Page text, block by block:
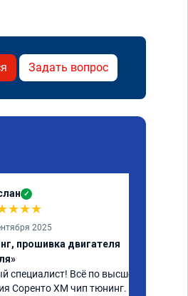
Задать вопрос
✓
★★★
2025
прошивка двигателя
специалист! Всё по высшему
Соренто XM чип тюнинг.